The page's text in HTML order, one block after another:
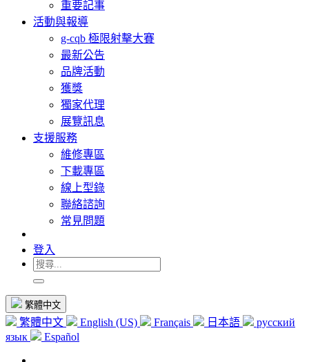
重要記事
活動與報導
g-cqb 極限射擊大賽
最新公告
品牌活動
獲獎
獨家代理
展覽訊息
支援服務
維修專區
下載專區
線上型錄
聯絡諮詢
常見問題
登入
繁體中文
繁體中文 English (US) Français 日本語
русский
язык
Español